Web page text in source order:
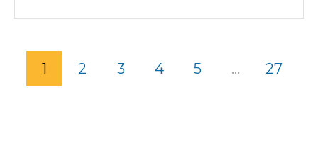
1 2 3 4 5 ... 27